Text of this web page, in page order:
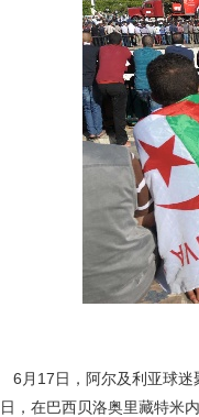
6月17日，阿尔及利亚球迷
日，在巴西贝洛奥里藏特米